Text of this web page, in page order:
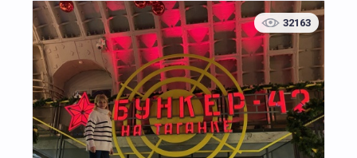
32163